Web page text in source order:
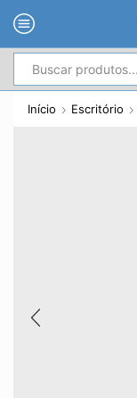
Início Escritório